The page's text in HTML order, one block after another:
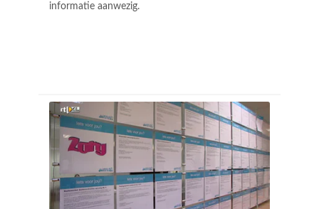
informatie aanwezig.